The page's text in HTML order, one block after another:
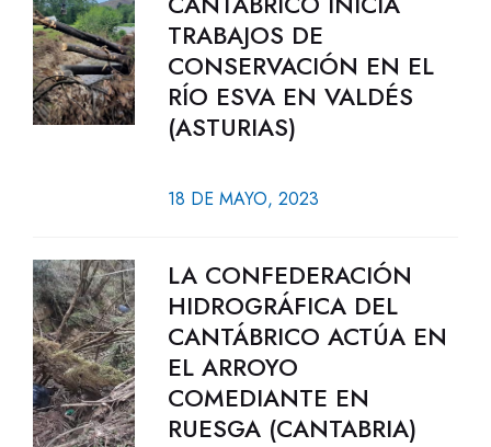
TRABAJOS DE
CONSERVACIÓN EN EL
RÍO ESVA EN VALDÉS
(ASTURIAS)
18 DE MAYO, 2023
LA CONFEDERACIÓN
HIDROGRÁFICA DEL
CANTÁBRICO ACTÚA EN
EL ARROYO
COMEDIANTE EN
RUESGA (CANTABRIA)